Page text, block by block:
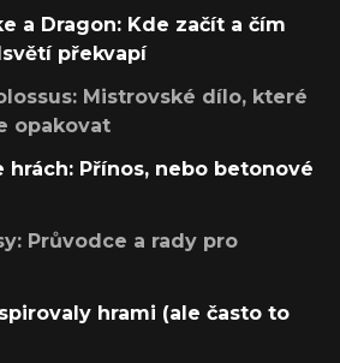
a Dragon: Kde začít a čím
překvapí
Mistrovské dílo, které
opakovat
Přínos, nebo betonové
Průvodce a rady pro
hrami (ale často to